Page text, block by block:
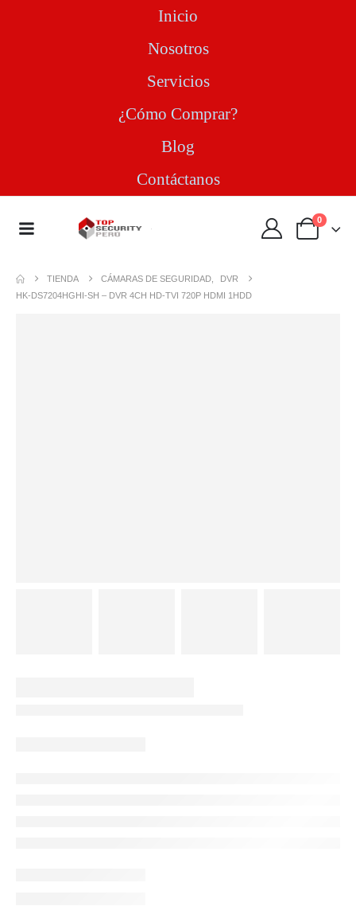
Inicio
Nosotros
Servicios
¿Cómo Comprar?
Blog
Contáctanos
0
TIENDA CÁMARAS DE SEGURIDAD
DVR
HK-DS7204HGHI-SH – DVR 4CH HD-TVI 720P HDMI 1HDD